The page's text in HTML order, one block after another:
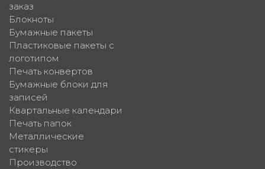
заказ
Блокноты
Бумажные пакеты
Пластиковые пакеты с
логотипом
Печать конвертов
Бумажные блоки для
записей
Квартальные календари
Печать папок
Металлические
стикеры
Производство